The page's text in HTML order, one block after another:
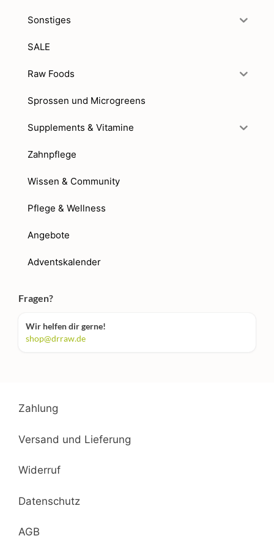
Sonstiges
SALE
Raw Foods
Sprossen und Microgreens
Supplements & Vitamine
Zahnpflege
Wissen & Community
Pflege & Wellness
Angebote
Adventskalender
Fragen?
Wir helfen dir gerne!
shop@drraw.de
Zahlung
Versand und Lieferung
Widerruf
Datenschutz
AGB